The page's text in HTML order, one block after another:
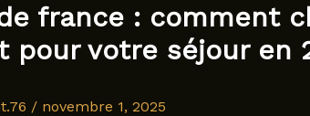
france : comment
pour votre séjour en
/ novembre 1, 2025